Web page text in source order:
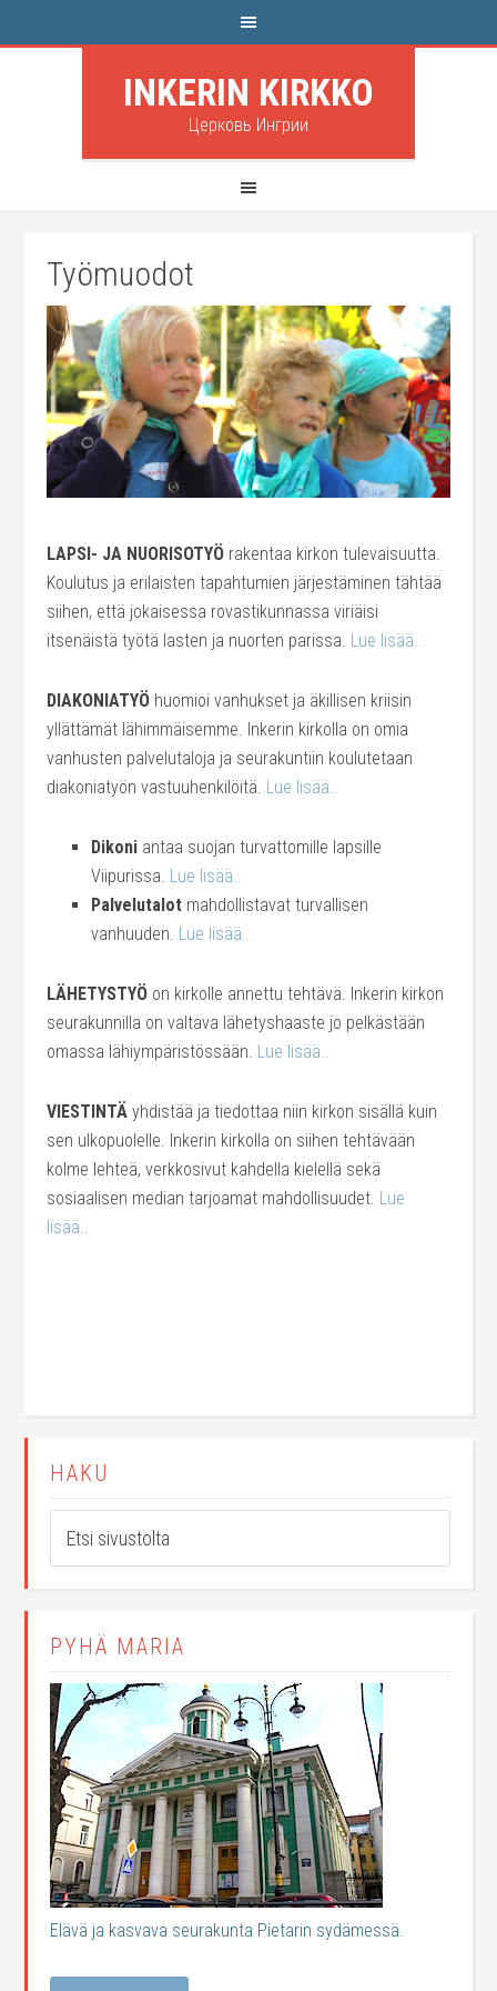
INKERIN KIRKKO
Церковь Ингрии
Työmuodot
LAPSI- JA NUORISOTYÖ rakentaa kirkon tulevaisuutta.
Koulutus ja erilaisten tapahtumien järjestäminen tähtää
siihen, että jokaisessa rovastikunnassa viriäisi
itsenäistä työtä lasten ja nuorten parissa. Lue lisää..
DIAKONIATYÖ huomioi vanhukset ja äkillisen kriisin
yllättämät lähimmäisemme. Inkerin kirkolla on omia
vanhusten palvelutaloja ja seurakuntiin koulutetaan
diakoniatyön vastuuhenkilöitä. Lue lisää..
Dikoni antaa suojan turvattomille lapsille
Viipurissa. Lue lisää..
Palvelutalot mahdollistavat turvallisen
vanhuuden. Lue lisää..
LÄHETYSTYÖ on kirkolle annettu tehtävä. Inkerin kirkon
seurakunnilla on valtava lähetyshaaste jo pelkästään
omassa lähiympäristössään. Lue lisää..
VIESTINTÄ yhdistää ja tiedottaa niin kirkon sisällä kuin
sen ulkopuolelle. Inkerin kirkolla on siihen tehtävään
kolme lehteä, verkkosivut kahdella kielellä sekä
sosiaalisen median tarjoamat mahdollisuudet. Lue
lisää..
HAKU
PYHÄ MARIA
Elävä ja kasvava seurakunta Pietarin sydämessä.